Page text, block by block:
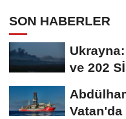
SON HABERLER
ve 202